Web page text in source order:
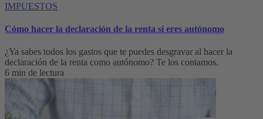
IMPUESTOS
Cómo hacer la declaración de la renta si eres autónomo
¿Ya sabes todos los gastos que te puedes desgravar al hacer la
declaración de la renta como autónomo? Te los contamos.
6 min de lectura